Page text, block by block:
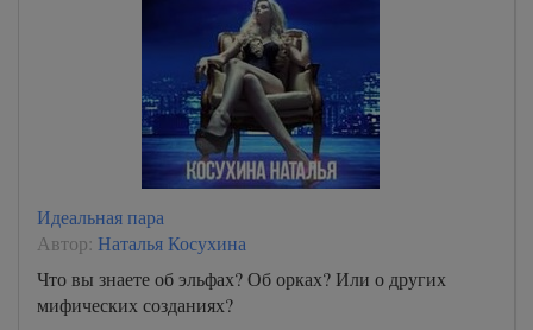
Идеальная пара
Автор: Наталья Косухина
Что вы знаете об эльфах? Об орках? Или о других
мифических созданиях?